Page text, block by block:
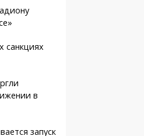
санкциях
в
запуск